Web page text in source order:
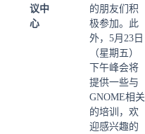
的朋友们积
极参加。此
外，5月23日
（星期五）
下午峰会将
提供一些与
GNOME相关
的培训，欢
迎感兴趣的
议中
心